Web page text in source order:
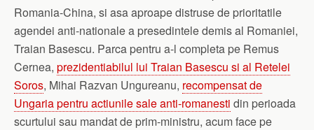
Romania-China, si asa aproape distruse de prioritatile
agendei anti-nationale a presedintele demis al Romaniei,
Traian Basescu. Parca pentru a-l completa pe Remus
Cernea, prezidentiabilul lui Traian Basescu si al Retelei
Soros, Mihai Razvan Ungureanu, recompensat de
Ungaria pentru actiunile sale anti-romanesti din perioada
scurtului sau mandat de prim-ministru, acum face pe